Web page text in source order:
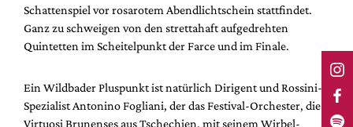
Schattenspiel vor rosarotem Abendlichtschein stattfindet.
Ganz zu schweigen von den strettahaft aufgedrehten
Quintetten im Scheitelpunkt der Farce und im Finale.
Ein Wildbader Pluspunkt ist natürlich Dirigent und Rossini-
Spezialist Antonino Fogliani, der das Festival-Orchester, die
Virtuosi Brunenses aus Tschechien, mit seinem Wirbel-